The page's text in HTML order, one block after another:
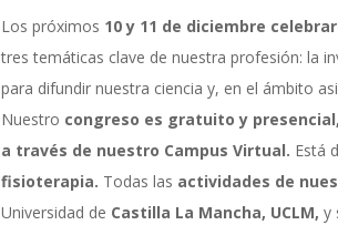
Los próximos 10 y 11 de diciembre
tres temáticas clave de nuestra profesión: la
para difundir nuestra ciencia y, en el ámbito
Nuestro congreso es gratuito y
a través de nuestro Campus Virtual. Está
fisioterapia. Todas las actividades de
Universidad de Castilla La Mancha, UCLM, y